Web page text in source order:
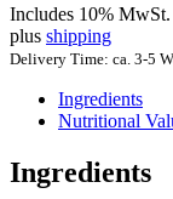
Includes 10% MwSt.
plus shipping
Delivery Time: ca. 3-5
Ingredients
Nutritional
Ingredients